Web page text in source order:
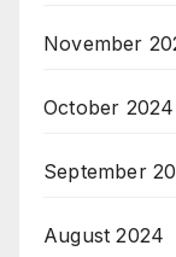
November
October 2024
September
August 2024